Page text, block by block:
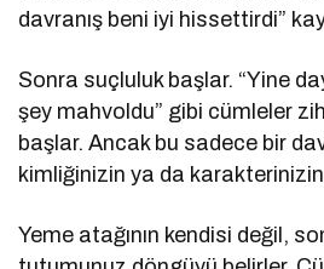
davranış beni iyi hissettirdi”
Sonra suçluluk başlar. “Yine
şey mahvoldu” gibi cümleler
başlar. Ancak bu sadece bir
kimliğinizin ya da karakterinizin
Yeme atağının kendisi değil,